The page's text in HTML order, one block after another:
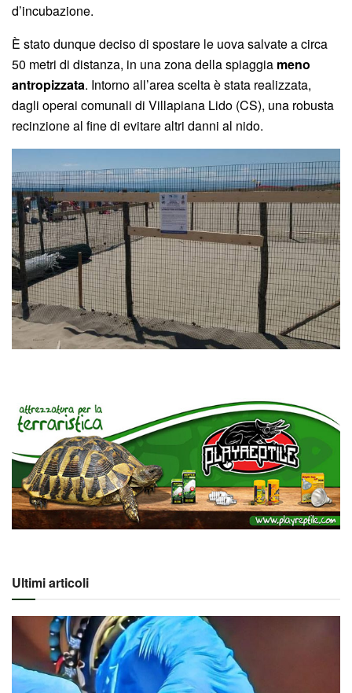
d’incubazione.
È stato dunque deciso di spostare le uova salvate a circa
50 metri di distanza, in una zona della spiaggia meno
antropizzata. Intorno all’area scelta è stata realizzata,
dagli operai comunali di Villapiana Lido (CS), una robusta
recinzione al fine di evitare altri danni al nido.
Ultimi articoli